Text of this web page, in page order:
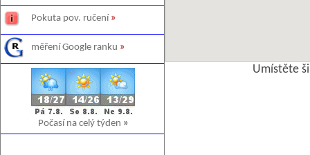
Pokuta pov. ručení »
měření Google ranku »
Počasí na celý týden »
Umístěte